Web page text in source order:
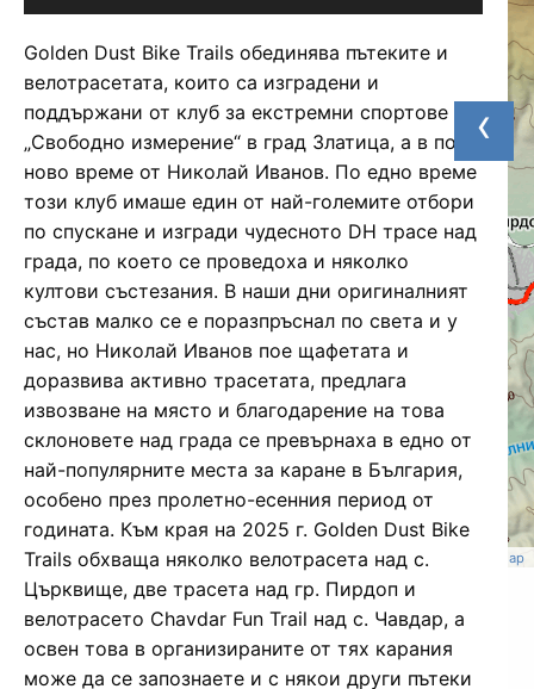
‹
Golden Dust Bike Trails обединява пътеките и
велотрасетата, които са изградени и
поддържани от клуб за екстремни спортове
„Свободно измерение“ в град Златица, а в по-
ново време от Николай Иванов. По едно време
този клуб имаше един от най-големите отбори
по спускане и изгради чудесното DH трасе над
града, по което се проведоха и няколко
култови състезания. В наши дни оригиналният
състав малко се е поразпръснал по света и у
нас, но Николай Иванов пое щафетата и
доразвива активно трасетата, предлага
извозване на място и благодарение на това
склоновете над града се превърнаха в едно от
най-популярните места за каране в България,
особено през пролетно-есенния период от
годината. Към края на 2025 г. Golden Dust Bike
Trails обхваща няколко велотрасета над с.
Църквище, две трасета над гр. Пирдоп и
велотрасето Chavdar Fun Trail над с. Чавдар, а
освен това в организираните от тях карания
може да се запознаете и с някои други пътеки
BGM Legend/CART Lab,BGM team,Garmin version | ©OpenStreetMap